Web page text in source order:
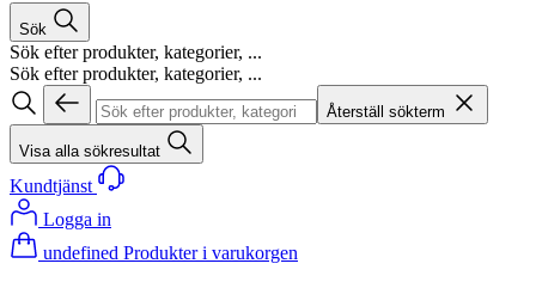
Sök
Sök efter produkter, kategorier, ...
Sök efter produkter, kategorier, ...
Återställ sökterm
Visa alla sökresultat
Kundtjänst
Logga in
undefined Produkter i varukorgen